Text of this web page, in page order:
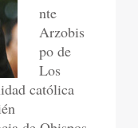
nte
Arzobis
po de
Los
católica